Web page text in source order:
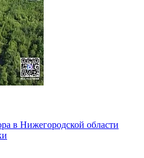
в Нижегородской области